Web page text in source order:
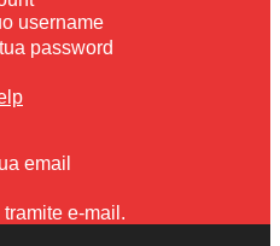
username
password
email
e-mail.